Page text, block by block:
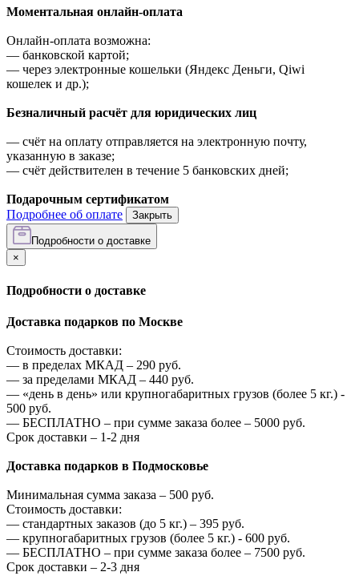
Моментальная онлайн-оплата
Онлайн-оплата возможна:
— банковской картой;
— через электронные кошельки (Яндекс Деньги, Qiwi
кошелек и др.);
Безналичный расчёт для юридических лиц
— счёт на оплату отправляется на электронную почту,
указанную в заказе;
— счёт действителен в течение 5 банковских дней;
Подарочным сертификатом
Подробнее об оплате
Закрыть
Подробности о доставке
×
Подробности о доставке
Доставка подарков по Москве
Стоимость доставки:
— в пределах МКАД – 290 руб.
— за пределами МКАД – 440 руб.
— «день в день» или крупногабаритных грузов (более 5 кг.) -
500 руб.
— БЕСПЛАТНО – при сумме заказа более – 5000 руб.
Срок доставки – 1-2 дня
Доставка подарков в Подмосковье
Минимальная сумма заказа – 500 руб.
Стоимость доставки:
— стандартных заказов (до 5 кг.) – 395 руб.
— крупногабаритных грузов (более 5 кг.) - 600 руб.
— БЕСПЛАТНО – при сумме заказа более – 7500 руб.
Срок доставки – 2-3 дня